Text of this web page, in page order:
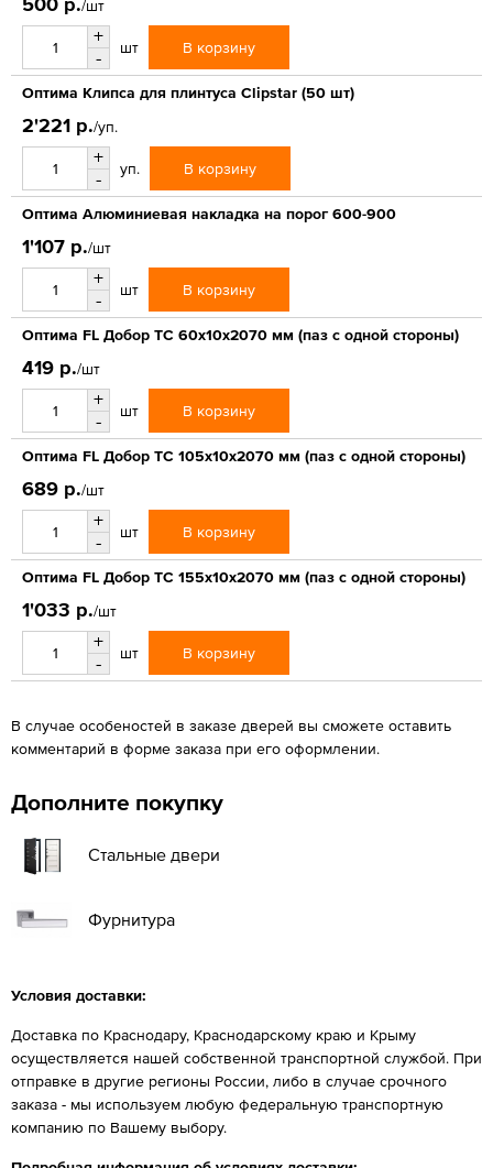
/шт
+
-
шт В корзину
Оптима Клипса для плинтуса Clipstar (50 шт)
2'221 р./уп.
+
-
уп. В корзину
Оптима Алюминиевая накладка на порог 600-900
1'107 р./шт
+
-
шт В корзину
Оптима FL Добор ТС 60х10х2070 мм (паз с одной стороны)
419 р./шт
+
-
шт В корзину
Оптима FL Добор ТС 105х10х2070 мм (паз с одной стороны)
689 р./шт
+
-
шт В корзину
Оптима FL Добор ТС 155х10х2070 мм (паз с одной стороны)
1'033 р./шт
+
-
шт В корзину
В случае особеностей в заказе дверей вы сможете оставить
комментарий в форме заказа при его оформлении.
Дополните покупку
Стальные двери
Фурнитура
Условия доставки:
Доставка по Краснодару, Краснодарскому краю и Крыму
осуществляется нашей собственной транспортной службой. При
отправке в другие регионы России, либо в случае срочного
заказа - мы используем любую федеральную транспортную
компанию по Вашему выбору.